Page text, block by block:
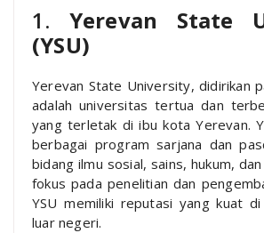
1. Yerevan State
(YSU)
Yerevan State University, didirikan
adalah universitas tertua dan
yang terletak di ibu kota Yerevan.
berbagai program sarjana dan
bidang ilmu sosial, sains, hukum,
fokus pada penelitian dan
YSU memiliki reputasi yang kuat
luar negeri.